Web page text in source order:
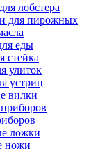
лобстера
для пирожных
еды
стейка
улиток
устриц
вилки
ложки
ножи